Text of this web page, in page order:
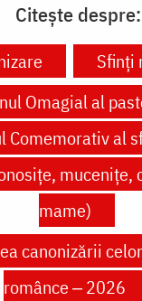
Citește despre:
Sfinți
Omagial al
Comemorativ al
mucenițe,
mame)
canonizării
românce ‒ 2026